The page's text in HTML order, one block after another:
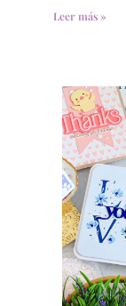
Leer más »